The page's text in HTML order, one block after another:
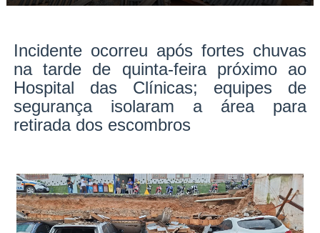
r
e
k
s
e
r
t
p
i
t
r
e
a
m
Incidente ocorreu após fortes chuvas
na tarde de quinta-feira próximo ao
Hospital das Clínicas; equipes de
segurança isolaram a área para
retirada dos escombros